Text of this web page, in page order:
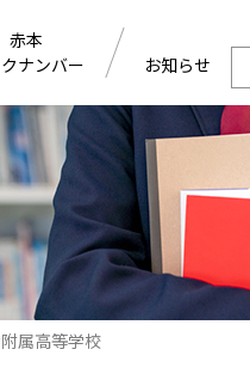
赤本
ナンバー
お知らせ
属高等学校